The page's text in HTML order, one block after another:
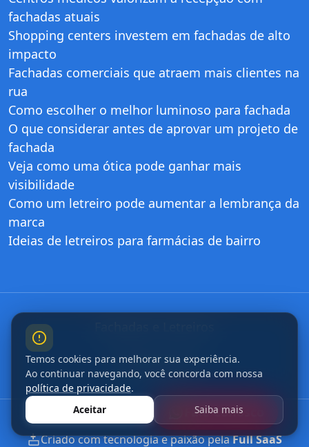
Fale Conosco
fachadas atuais
Shopping centers investem em fachadas de alto
impacto
Fachadas comerciais que atraem mais clientes na
rua
Como escolher o melhor luminoso para fachada
O que considerar antes de aprovar um projeto de
fachada
Veja como uma ótica pode ganhar mais
visibilidade
Como um letreiro pode aumentar a lembrança da
marca
Ideias de letreiros para farmácias de bairro
São Paulo/SP
Criado com tecnologia e paixão pelaFull SaaS
Temos cookies para melhorar sua experiência.
Ao continuar navegando, você concorda com nossa
política de privacidade.
Aceitar
Saiba mais